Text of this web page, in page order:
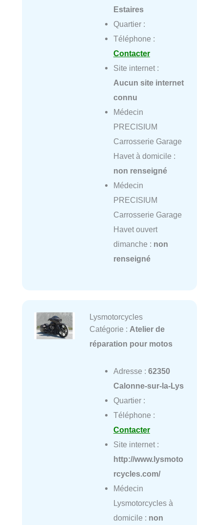
Estaires
Quartier :
Téléphone :
Contacter
Site internet :
Aucun site internet
connu
Médecin
PRECISIUM
Carrosserie Garage
Havet à domicile :
non renseigné
Médecin
PRECISIUM
Carrosserie Garage
Havet ouvert
dimanche : non
renseigné
Lysmotorcycles
Catégorie : Atelier de
réparation pour motos
Adresse : 62350
Calonne-sur-la-Lys
Quartier :
Téléphone :
Contacter
Site internet :
http://www.lysmoto
rcycles.com/
Médecin
Lysmotorcycles à
domicile : non